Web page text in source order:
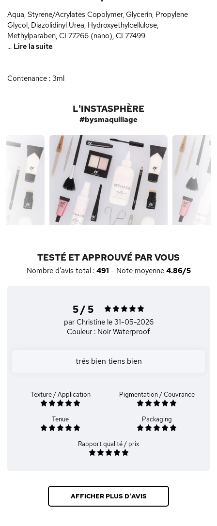
Aqua, Styrene/Acrylates Copolymer, Glycerin, Propylene
Glycol, Diazolidinyl Urea, Hydroxyethylcellulose,
Methylparaben, CI 77266 (nano), CI 77499
... Lire la suite
Contenance : 3ml
L'INSTASPHÈRE
#bysmaquillage
TESTÉ ET APPROUVÉ PAR VOUS
Nombre d'avis total : 491 - Note moyenne 4.86/5
5 / 5
par Christine le 31-05-2026
Couleur : Noir Waterproof
trés bien tiens bien
Texture / Application Pigmentation / Couvrance
Tenue Packaging
Rapport qualité / prix
AFFICHER PLUS D'AVIS